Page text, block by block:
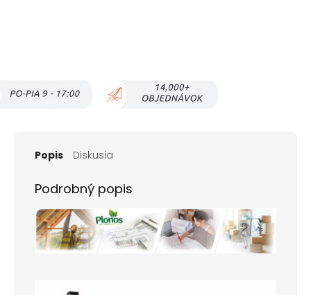
Popis Diskusia
Podrobný popis